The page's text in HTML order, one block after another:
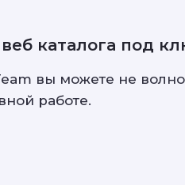
каталога под
вы можете не
работе.